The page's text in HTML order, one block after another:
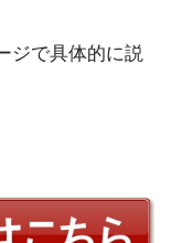
ジで具体的に説